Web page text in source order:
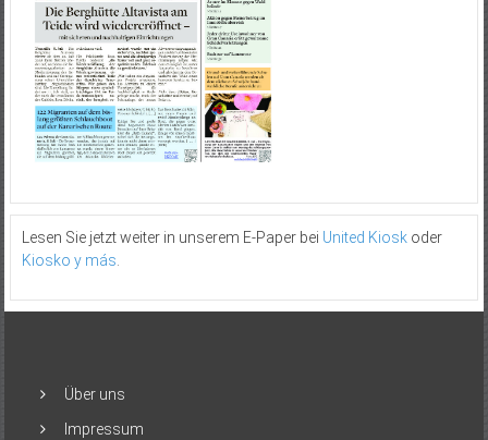
Lesen Sie jetzt weiter in unserem E-Paper bei United Kioskoder
Kiosko y más.
Über uns
Impressum